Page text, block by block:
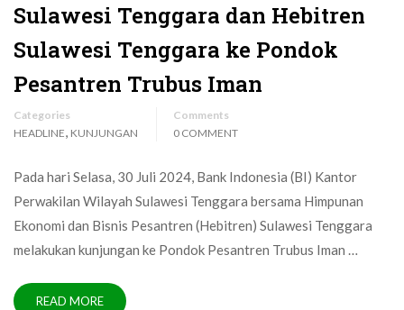
Sulawesi Tenggara dan Hebitren
Sulawesi Tenggara ke Pondok
Pesantren Trubus Iman
Categories
HEADLINE, KUNJUNGAN
Comments
0 COMMENT
Pada hari Selasa, 30 Juli 2024, Bank Indonesia (BI) Kantor
Perwakilan Wilayah Sulawesi Tenggara bersama Himpunan
Ekonomi dan Bisnis Pesantren (Hebitren) Sulawesi Tenggara
melakukan kunjungan ke Pondok Pesantren Trubus Iman …
READ MORE